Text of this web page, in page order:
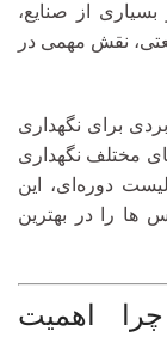
از صنایع،
نقش مهمی در
برای نگهداری
مختلف نگهداری
دوره‌ای، این
ها را در بهترین
اهمیت